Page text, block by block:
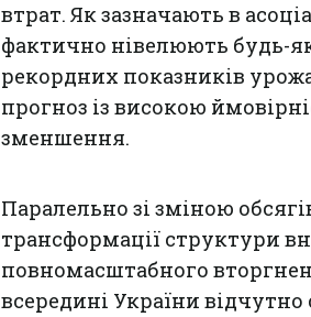
втрат. Як зазначають в
фактично нівелюють будь-
рекордних показників
прогноз із високою
зменшення.
Паралельно зі зміною
трансформації структури
повномасштабного
всередині України